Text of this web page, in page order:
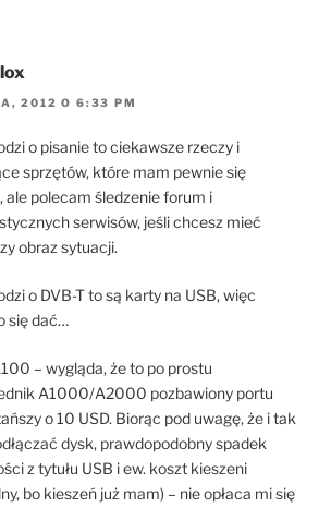
2012 O 6:33 PM
o pisanie to ciekawsze rzeczy i
sprzętów, które mam pewnie się
ale polecam śledzenie forum i
serwisów, jeśli chcesz mieć
obraz sytuacji.
o DVB-T to są karty na USB, więc
się dać…
– wygląda, że to po prostu
A1000/A2000 pozbawiony portu
o 10 USD. Biorąc pod uwagę, że i tak
dysk, prawdopodobny spadek
z tytułu USB i ew. koszt kieszeni
bo kieszeń już mam) – nie opłaca mi się